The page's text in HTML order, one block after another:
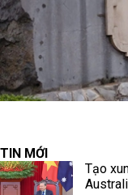
TIN MỚI
Tạo